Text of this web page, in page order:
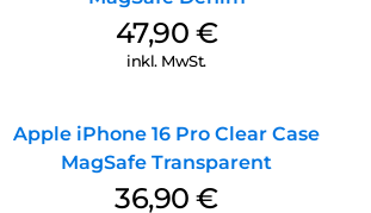
47,90 €
inkl. MwSt.
Apple iPhone 16 Pro Clear Case
MagSafe Transparent
36,90€